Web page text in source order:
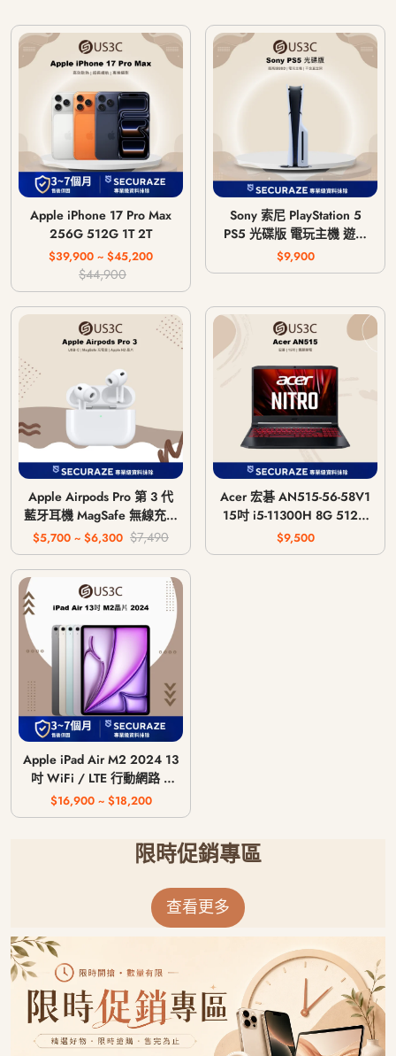
Apple iPhone 17 Pro Max
256G 512G 1T 2T
$39,900 ~ $45,200
$44,900
Sony 索尼 PlayStation 5
PS5 光碟版 電玩主機 遊戲
主機 CFI-1018A / CFI-
1118A / CFI-1218A
$9,900
Apple Airpods Pro 第 3 代
藍牙耳機 MagSafe 無線充電
版 USB-C
$5,700 ~ $6,300 $7,490
Acer 宏碁 AN515-56-58V1
15吋 i5-11300H 8G 512G
GTX 1650 4G
$9,500
Apple iPad Air M2 2024 13
吋 WiFi / LTE 行動網路 /
128G 256G 512G 1T
$16,900 ~ $18,200
限時促銷專區
查看更多